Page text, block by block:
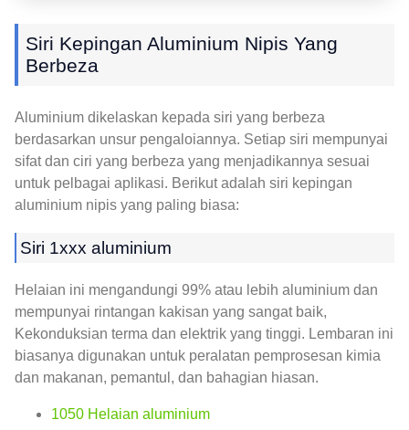
Siri Kepingan Aluminium Nipis Yang
Berbeza
Aluminium dikelaskan kepada siri yang berbeza
berdasarkan unsur pengaloiannya. Setiap siri mempunyai
sifat dan ciri yang berbeza yang menjadikannya sesuai
untuk pelbagai aplikasi. Berikut adalah siri kepingan
aluminium nipis yang paling biasa:
Siri 1xxx aluminium
Helaian ini mengandungi 99% atau lebih aluminium dan
mempunyai rintangan kakisan yang sangat baik,
Kekonduksian terma dan elektrik yang tinggi. Lembaran ini
biasanya digunakan untuk peralatan pemprosesan kimia
dan makanan, pemantul, dan bahagian hiasan.
1050 Helaian aluminium